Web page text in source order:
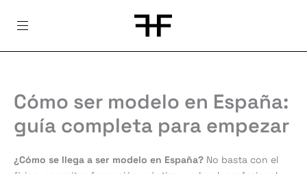
Cómo ser modelo en España:
guía completa para empezar
¿Cómo se llega a ser modelo en España? No basta con el